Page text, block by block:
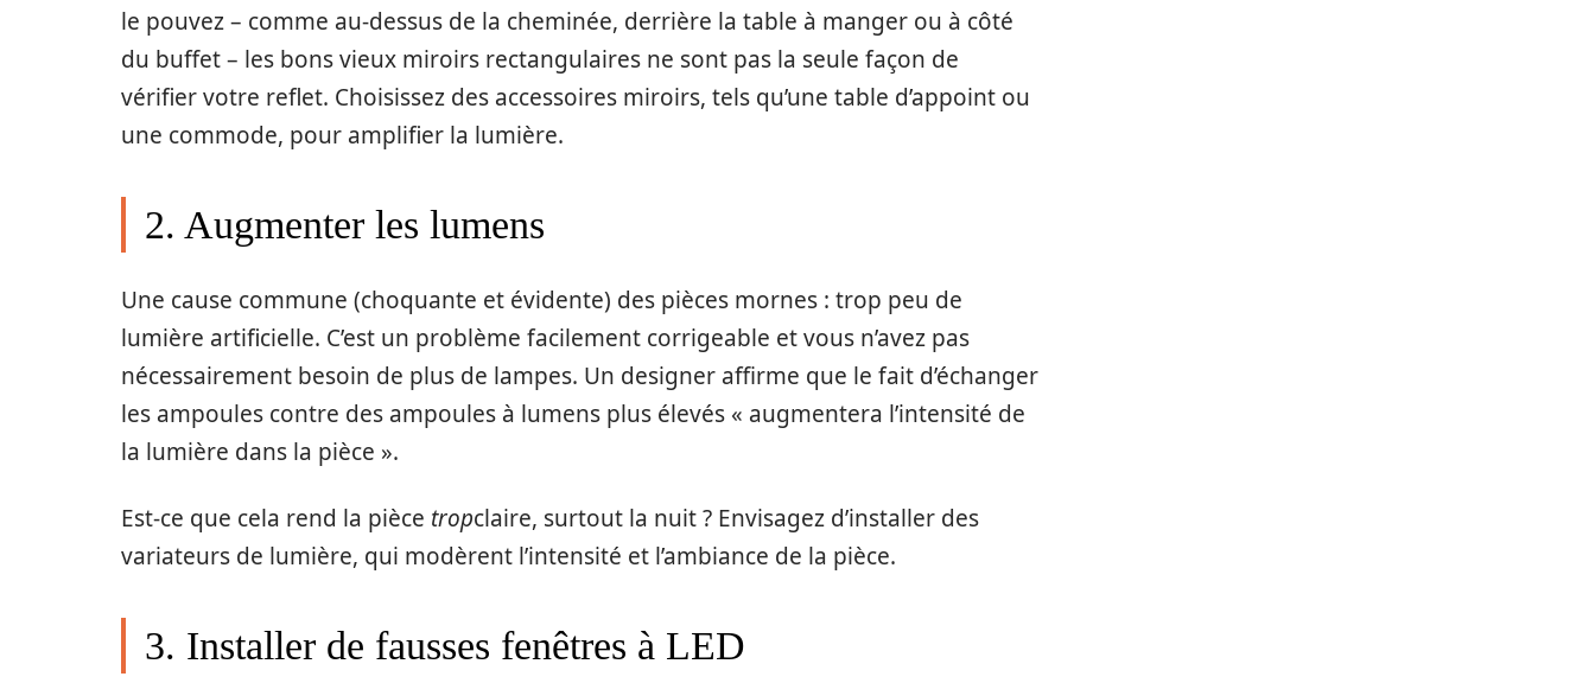
le pouvez – comme au-dessus de la cheminée, derrière la table à manger ou à côté
du buffet – les bons vieux miroirs rectangulaires ne sont pas la seule façon de
vérifier votre reflet. Choisissez des accessoires miroirs, tels qu’une table d’appoint ou
une commode, pour amplifier la lumière.
2. Augmenter les lumens
Une cause commune (choquante et évidente) des pièces mornes : trop peu de
lumière artificielle. C’est un problème facilement corrigeable et vous n’avez pas
nécessairement besoin de plus de lampes. Un designer affirme que le fait d’échanger
les ampoules contre des ampoules à lumens plus élevés « augmentera l’intensité de
la lumière dans la pièce ».
Est-ce que cela rend la pièce tropclaire, surtout la nuit ? Envisagez d’installer des
variateurs de lumière, qui modèrent l’intensité et l’ambiance de la pièce.
3. Installer de fausses fenêtres à LED